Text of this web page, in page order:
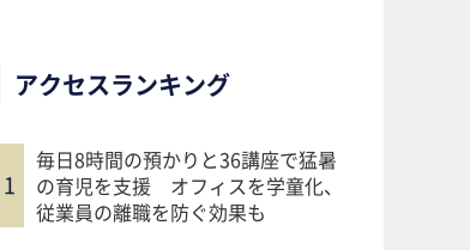
アクセスランキング
毎日8時間の預かりと36講座で猛暑
の育児を支援 オフィスを学童化、
従業員の離職を防ぐ効果も